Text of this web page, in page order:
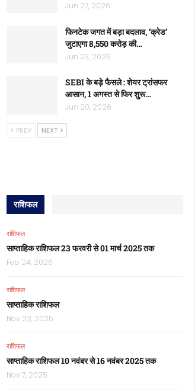
Jun 27, 2026
फिनटेक जगत में बड़ा बदलाव, ‘क्रेड’
जुटाएगा 8,550 करोड़ की…
Jun 23, 2026
SEBI के बड़े फैसले : शेयर ट्रांसफर
आसान, 1 अगस्त से फिर शुरू…
Jun 20, 2026
PREV NEXT
राशिफल
राशिफल
साप्ताहिक राशिफल 23 फरवरी से 01 मार्च 2025 तक
Feb 24, 2026
राशिफल
साप्ताहिक राशिफल
Nov 22, 2025
राशिफल
साप्ताहिक राशिफल 10 नवंबर से 16 नवंबर 2025 तक
Nov 7, 2025